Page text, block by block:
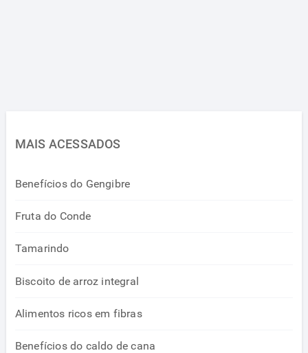
MAIS ACESSADOS
Benefícios do Gengibre
Fruta do Conde
Tamarindo
Biscoito de arroz integral
Alimentos ricos em fibras
Benefícios do caldo de cana